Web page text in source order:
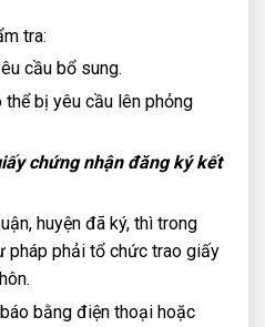
tra:
cầu bổ sung.
thể bị yêu cầu lên phỏng
chứng nhận đăng ký kết
huyện đã ký, thì trong
pháp phải tổ chức trao giấy
bằng điện thoại hoặc